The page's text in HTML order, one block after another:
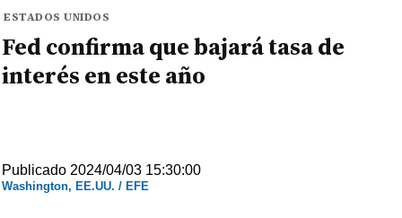
ESTADOS UNIDOS
Fed confirma que bajará tasa de
interés en este año
Publicado 2024/04/03 15:30:00
Washington, EE.UU. / EFE